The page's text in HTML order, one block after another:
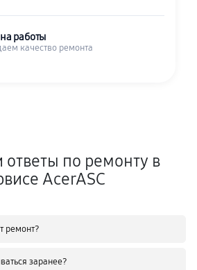
работы
качество ремонта
по ремонту в
AcerASC
ремонт?
заранее?